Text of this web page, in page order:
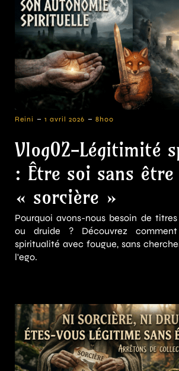
Reini - 1 avril 2026 - 8h00
Vlog02-Légitimité
: Être soi sans être
« sorcière »
Pourquoi avons-nous besoin de
ou druide ? Découvrez
spiritualité avec fougue, sans
l'ego.